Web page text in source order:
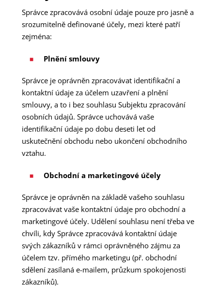
Správce zpracovává osobní údaje pouze pro jasně a
srozumitelně definované účely, mezi které patří
zejména:
Plnění smlouvy
Správce je oprávněn zpracovávat identifikační a
kontaktní údaje za účelem uzavření a plnění
smlouvy, a to i bez souhlasu Subjektu zpracování
osobních údajů. Správce uchovává vaše
identifikační údaje po dobu deseti let od
uskutečnění obchodu nebo ukončení obchodního
vztahu.
Obchodní a marketingové účely
Správce je oprávněn na základě vašeho souhlasu
zpracovávat vaše kontaktní údaje pro obchodní a
marketingové účely. Udělení souhlasu není třeba ve
chvíli, kdy Správce zpracovává kontaktní údaje
svých zákazníků v rámci oprávněného zájmu za
účelem tzv. přímého marketingu (př. obchodní
sdělení zasílaná e-mailem, průzkum spokojenosti
zákazníků).